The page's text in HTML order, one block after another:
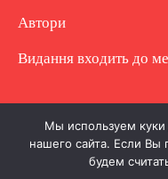
Автори
Видання входить до
Copyright © Повне
заборонено.
Мы используем
нашего сайта. Если Вы
будем